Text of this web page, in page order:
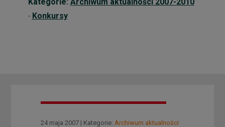
Kategorie: Archiwum aktualności 2007-2010
· Konkursy
24 maja 2007 | Kategorie: Archiwum aktualności